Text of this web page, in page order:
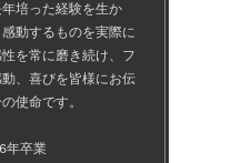
培った経験を生か
動するものを実際に
を常に磨き続け、フ
、喜びを皆様にお伝
使命です。
年卒業